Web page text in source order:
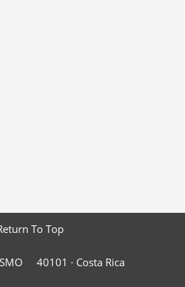
To Top
40101 · Costa Rica